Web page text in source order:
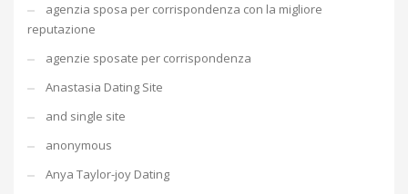
agenzia sposa per corrispondenza con la migliore
reputazione
agenzie sposate per corrispondenza
Anastasia Dating Site
and single site
anonymous
Anya Taylor-joy Dating